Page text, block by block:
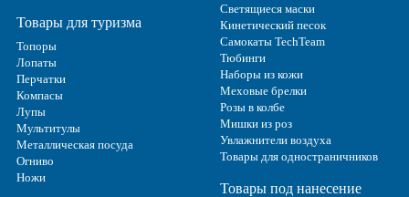
Товары для туризма
Топоры
Лопаты
Перчатки
Компасы
Лупы
Мультитулы
Металлическая посуда
Огниво
Ножи
Светящиеся маски
Кинетический песок
Самокаты TechTeam
Тюбинги
Наборы из кожи
Меховые брелки
Розы в колбе
Мишки из роз
Увлажнители воздуха
Товары для одностраничников
Товары под нанесение